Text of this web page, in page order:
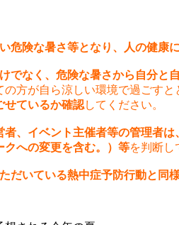
危険な暑さ等となり、人の健康
でなく、危険な暑さから自分と
の方が自ら涼しい環境で過ごすと
せているか確認してください。
者、イベント主催者等の管理者
クへの変更を含む。）等を判断し
だいている熱中症予防行動と